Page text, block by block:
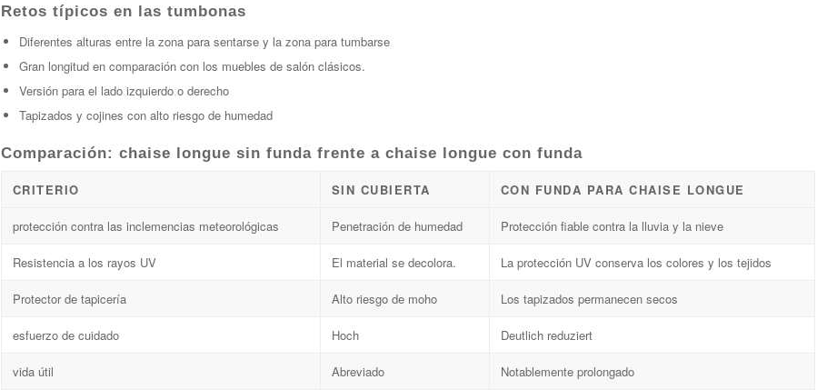
Retos típicos en las tumbonas
Diferentes alturas entre la zona para sentarse y la zona para tumbarse
Gran longitud en comparación con los muebles de salón clásicos.
Versión para el lado izquierdo o derecho
Tapizados y cojines con alto riesgo de humedad
Comparación: chaise longue sin funda frente a chaise longue con funda
CRITERIO SIN CUBIERTA CON FUNDA PARA CHAISE LONGUE
protección contra las inclemencias meteorológicas Penetración de humedad Protección fiable contra la lluvia y la nieve
Resistencia a los rayos UV El material se decolora. La protección UV conserva los colores y los tejidos
Protector de tapicería Alto riesgo de moho Los tapizados permanecen secos
esfuerzo de cuidado Hoch Deutlich reduziert
vida útil Abreviado Notablemente prolongado